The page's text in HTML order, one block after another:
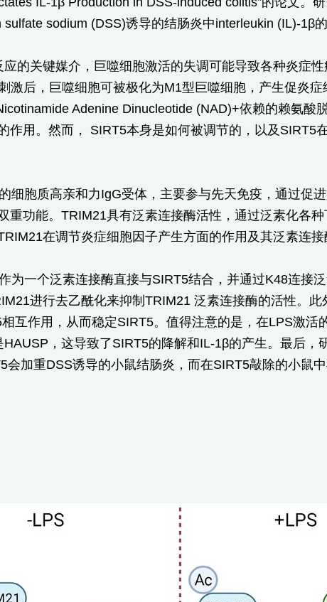
sodium (DSS)诱导的结肠炎中interleukin (IL)-1β的
的关键媒介，巨噬细胞激活的失调可能导致各种炎症
激后，巨噬细胞可被极化为M1型巨噬细胞，产生促炎
Adenine Dinucleotide (NAD)+依赖的赖氨酸
作用。然而， SIRT5本身是如何被调节的，以及SIRT5
细胞质高亲和力IgG受体，主要参与先天免疫，通过促
重功能。TRIM21具有泛素连接酶活性，通过泛素化各
在调节炎症细胞因子产生方面的作用及其泛素连接
为一个泛素连接酶直接与SIRT5结合，并通过K48连接
进行去乙酰化来抑制TRIM21 泛素连接酶的活性。
互作用，从而稳定SIRT5。值得注意的是，在LPS激活
，这导致了SIRT5的降解和IL-1β的产生。最后，
会加重DSS诱导的小鼠结肠炎，而在SIRT5敲除的小鼠